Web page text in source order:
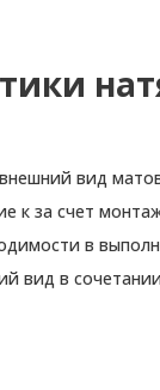
вид
к за счет
в
вид в